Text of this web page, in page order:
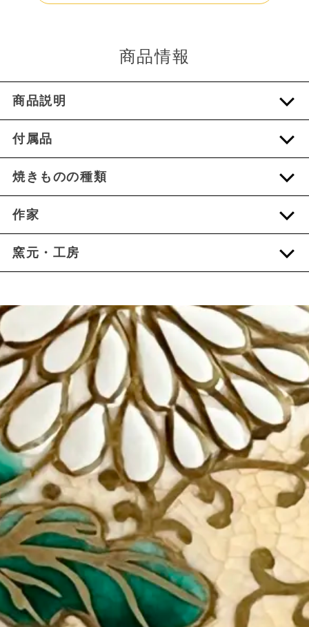
商品情報
商品説明
付属品
焼きものの種類
作家
窯元・工房